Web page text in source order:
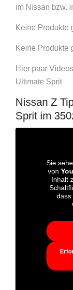
im Nissan bzw.
Keine Produkte
Keine Produkte
Hier paar
Ultimate Sprit
Nissan Z
Sprit im
Sie
von
Inhalt
dass